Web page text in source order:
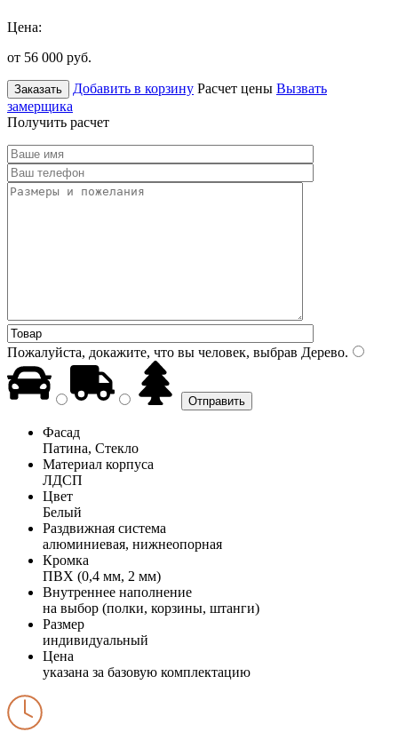
Цена:
от 56 000 руб.
Заказать Добавить в корзину Расчет цены Вызвать
замерщика
Получить расчет
Пожалуйста, докажите, что вы человек, выбрав Дерево.
Фасад
Патина, Стекло
Материал корпуса
ЛДСП
Цвет
Белый
Раздвижная система
алюминиевая, нижнеопорная
Кромка
ПВХ (0,4 мм, 2 мм)
Внутреннее наполнение
на выбор (полки, корзины, штанги)
Размер
индивидуальный
Цена
указана за базовую комплектацию